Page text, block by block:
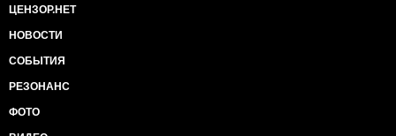
ЦЕНЗОР.НЕТ
НОВОСТИ
СОБЫТИЯ
РЕЗОНАНС
ФОТО